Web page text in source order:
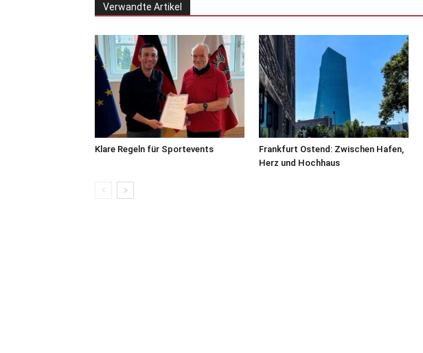
Verwandte Artikel
Klare Regeln für Sportevents
Frankfurt Ostend: Zwischen Hafen,
Herz und Hochhaus